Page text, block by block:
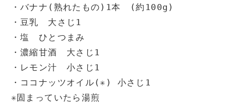
・バナナ(熟れたもの)1本　(約100g)
・豆乳　大さじ1
・塩　ひとつまみ
・濃縮甘酒　大さじ1
・レモン汁　小さじ1
・ココナッツオイル(✳︎) 小さじ1
✳︎固まっていたら湯煎